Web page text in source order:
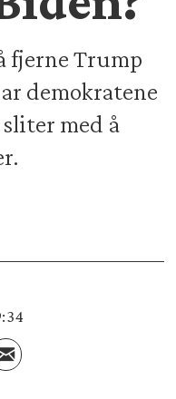
fjerne Trump
demokratene
med å